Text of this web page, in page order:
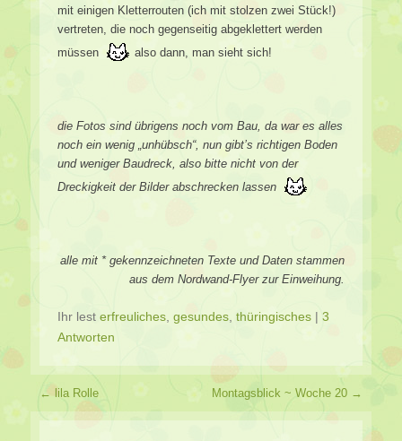
mit einigen Kletterrouten (ich mit stolzen zwei Stück!)
vertreten, die noch gegenseitig abgeklettert werden
müssen
also dann, man sieht sich!
die Fotos sind übrigens noch vom Bau, da war es alles
noch ein wenig „unhübsch“, nun gibt’s richtigen Boden
und weniger Baudreck, also bitte nicht von der
Dreckigkeit der Bilder abschrecken lassen
alle mit * gekennzeichneten Texte und Daten stammen
aus dem Nordwand-Flyer zur Einweihung.
Ihr lest erfreuliches, gesundes, thüringisches | 3
Antworten
Beitragsverzeichnis
← lila Rolle Montagsblick ~ Woche 20 →